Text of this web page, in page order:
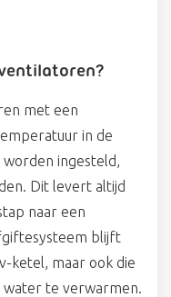
met een
in de
ingesteld,
Dit levert altijd
naar een
blijft
ketel, maar ook die
te verwarmen.